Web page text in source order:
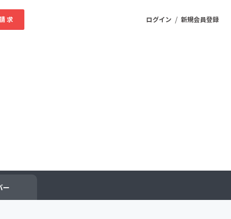
ログイン / 新規会員登録
求
ケア
ー